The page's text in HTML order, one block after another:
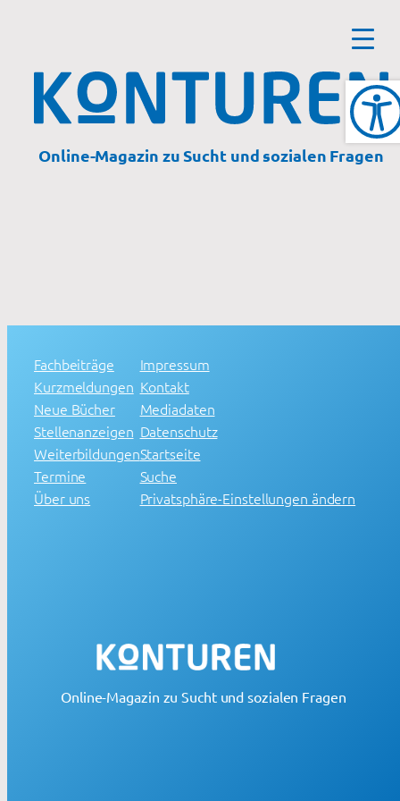
Online-Magazin zu Sucht und sozialen Fragen
Fachbeiträge
Kurzmeldungen
Neue Bücher
Stellenanzeigen
Weiterbildungen
Termine
Über uns
Impressum
Kontakt
Mediadaten
Datenschutz
Startseite
Suche
Privatsphäre-Einstellungen ändern
Online-Magazin zu Sucht und sozialen Fragen